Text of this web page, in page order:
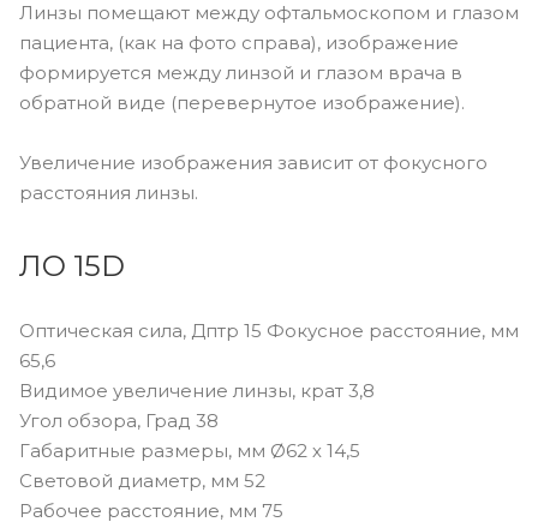
Линзы помещают между офтальмоскопом и глазом
пациента, (как на фото справа), изображение
формируется между линзой и глазом врача в
обратной виде (перевернутое изображение).
Увеличение изображения зависит от фокусного
расстояния линзы.
ЛО 15D
Оптическая сила, Дптр 15 Фокусное расстояние, мм
65,6
Видимое увеличение линзы, крат 3,8
Угол обзора, Град 38
Габаритные размеры, мм Ø62 х 14,5
Световой диаметр, мм 52
Рабочее расстояние, мм 75